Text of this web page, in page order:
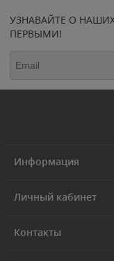
УЗНАВАЙТЕ О
ПЕРВЫМИ!
Информация
Личный кабинет
Контакты